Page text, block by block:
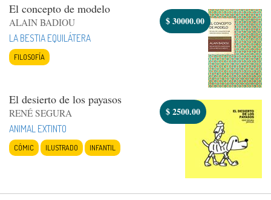
El concepto de modelo
ALAIN BADIOU
LA BESTIA EQUILÁTERA
FILOSOFÍA
$30000.00
El desierto de los payasos
RENÉ SEGURA
ANIMAL EXTINTO
CÓMIC ILUSTRADO INFANTIL
$2500.00